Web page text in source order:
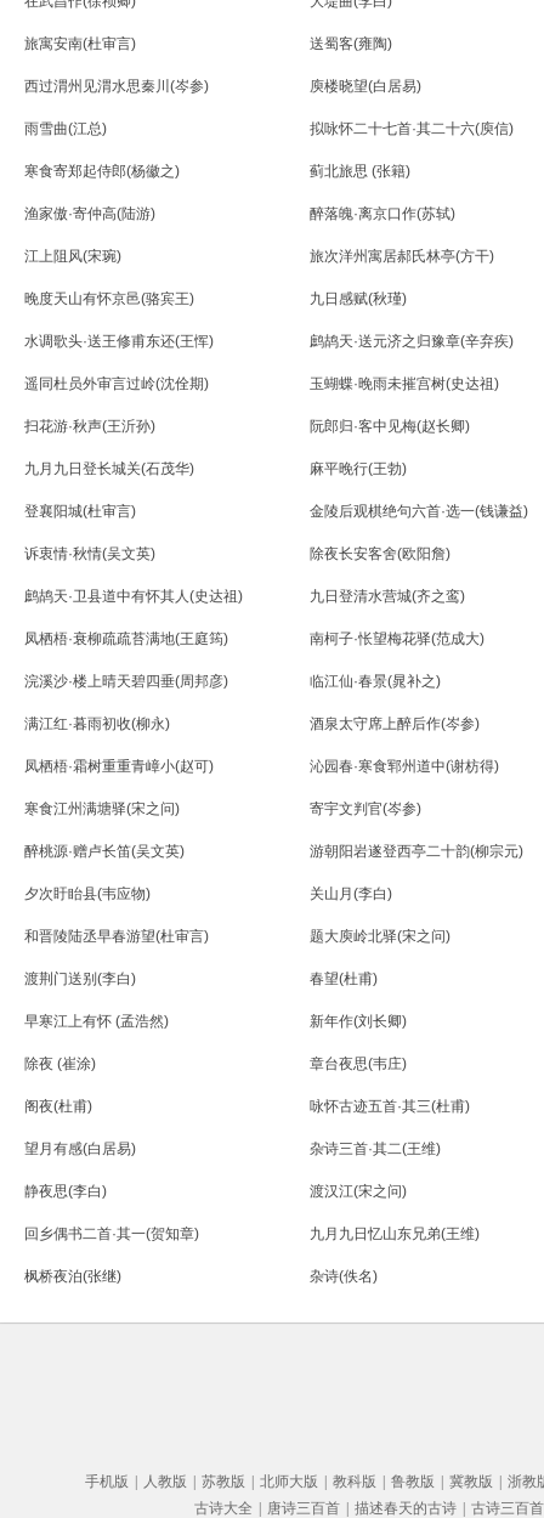
旅寓安南(杜审言) 送蜀客(雍陶)
西过渭州见渭水思秦川(岑参) 庾楼晓望(白居易)
雨雪曲(江总) 拟咏怀二十七首·其二十六(庾信)
寒食寄郑起侍郎(杨徽之) 蓟北旅思 (张籍)
渔家傲·寄仲高(陆游) 醉落魄·离京口作(苏轼)
江上阻风(宋琬) 旅次洋州寓居郝氏林亭(方干)
晚度天山有怀京邑(骆宾王) 九日感赋(秋瑾)
水调歌头·送王修甫东还(王恽) 鹧鸪天·送元济之归豫章(辛弃疾)
遥同杜员外审言过岭(沈佺期) 玉蝴蝶·晚雨未摧宫树(史达祖)
扫花游·秋声(王沂孙) 阮郎归·客中见梅(赵长卿)
九月九日登长城关(石茂华) 麻平晚行(王勃)
登襄阳城(杜审言) 金陵后观棋绝句六首·选一(钱谦益)
诉衷情·秋情(吴文英) 除夜长安客舍(欧阳詹)
鹧鸪天·卫县道中有怀其人(史达祖) 九日登清水营城(齐之鸾)
凤栖梧·衰柳疏疏苔满地(王庭筠) 南柯子·怅望梅花驿(范成大)
浣溪沙·楼上晴天碧四垂(周邦彦) 临江仙·春景(晁补之)
满江红·暮雨初收(柳永) 酒泉太守席上醉后作(岑参)
凤栖梧·霜树重重青嶂小(赵可) 沁园春·寒食郓州道中(谢枋得)
寒食江州满塘驿(宋之问) 寄宇文判官(岑参)
醉桃源·赠卢长笛(吴文英) 游朝阳岩遂登西亭二十韵(柳宗元)
夕次盱眙县(韦应物) 关山月(李白)
和晋陵陆丞早春游望(杜审言) 题大庾岭北驿(宋之问)
渡荆门送别(李白) 春望(杜甫)
早寒江上有怀 (孟浩然) 新年作(刘长卿)
除夜 (崔涂) 章台夜思(韦庄)
阁夜(杜甫) 咏怀古迹五首·其三(杜甫)
望月有感(白居易) 杂诗三首·其二(王维)
静夜思(李白) 渡汉江(宋之问)
回乡偶书二首·其一(贺知章) 九月九日忆山东兄弟(王维)
枫桥夜泊(张继) 杂诗(佚名)
手机版 人教版 苏教版 北师大版 教科版 鲁教版 冀教版
浙教
古诗大全
唐诗三百首 描述春天的古诗
古诗三百首